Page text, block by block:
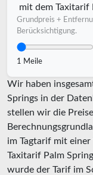
mit dem Taxitarif
Grundpreis +
Berücksichtigung.
1 Meile
Wir haben
Springs in der
stellen wir die
im Tagtarif mit
Taxitarif Palm
wurde der Tarif im